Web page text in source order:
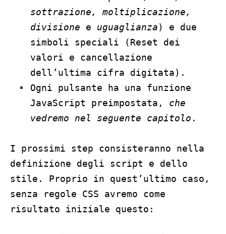
sottrazione, moltiplicazione,
divisione e uguaglianza) e due
simboli speciali (Reset dei
valori e cancellazione
dell’ultima cifra digitata).
Ogni pulsante ha una funzione
JavaScript preimpostata, che
vedremo nel seguente capitolo .
I prossimi step consisteranno nella
definizione degli script e dello
stile. Proprio in quest’ultimo caso,
senza regole CSS avremo come
risultato iniziale questo: